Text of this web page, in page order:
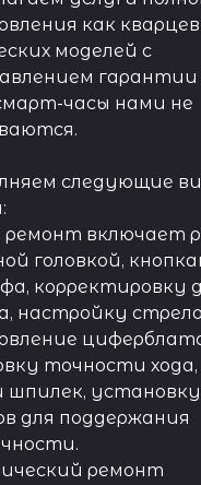
как
моделей с
гарантии
часы нами не
следующие
ремонт включает
головкой,
корректировку
настройку
точности
шпилек,
для поддержания
ремонт